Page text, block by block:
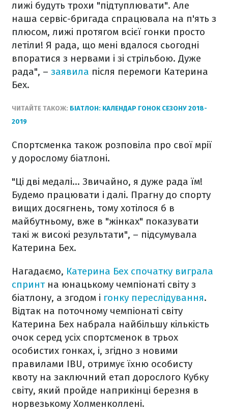
лижі будуть трохи "підтуплювати". Але
наша сервіс-бригада спрацювала на п'ять з
плюсом, лижі протягом всієї гонки просто
летіли! Я рада, що мені вдалося сьогодні
впоратися з нервами і зі стрільбою. Дуже
рада", – заявила після перемоги Катерина
Бех.
ЧИТАЙТЕ ТАКОЖ: БІАТЛОН: КАЛЕНДАР ГОНОК СЕЗОНУ 2018-
2019
Спортсменка також розповіла про свої мрії
у дорослому біатлоні.
"Ці дві медалі... Звичайно, я дуже рада їм!
Будемо працювати і далі. Прагну до спорту
вищих досягнень, тому хотілося б в
майбутньому, вже в "жінках" показувати
такі ж високі результати", – підсумувала
Катерина Бех.
Нагадаємо, Катерина Бех спочатку виграла
спринтна юнацькому чемпіонаті світу з
біатлону, а згодом і гонку переслідування.
Відтак на поточному чемпіонаті світу
Катерина Бех набрала найбільшу кількість
очок серед усіх спортсменок в трьох
особистих гонках, і, згідно з новими
правилами IBU, отримує їхню особисту
квоту на заключний етап дорослого Кубку
світу, який пройде наприкінці березня в
норвезькому Холменколлені.